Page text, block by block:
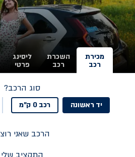
מכירת
רכב
השכרת
רכב
ליסינג
פרטי
סוג הרכב?
יד ראשונה רכב 0 ק"מ
הרכב שאני